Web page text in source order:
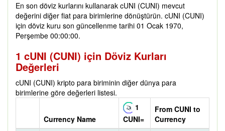
En son döviz kurlarını kullanarak cUNI (CUNI) mevcut
değerini diğer fiat para birimlerine dönüştürün. cUNI (CUNI)
için döviz kuru son güncellenme tarihi 01 Ocak 1970,
Perşembe 00:00:00.
1 cUNI (CUNI) için Döviz Kurları
Değerleri
cUNI (CUNI) kripto para biriminin diğer dünya para
birimlerine göre değerleri listesi.
Currency Name
1
CUNI=
From CUNI to
Currency